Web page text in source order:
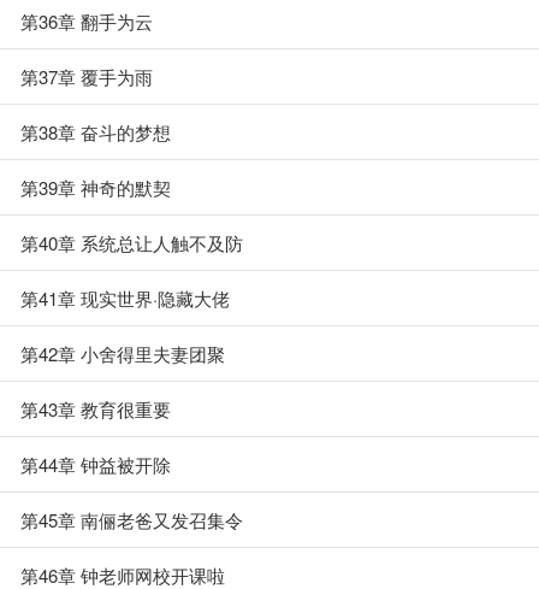
第36章 翻手为云
第37章 覆手为雨
第38章 奋斗的梦想
第39章 神奇的默契
第40章 系统总让人触不及防
第41章 现实世界·隐藏大佬
第42章 小舍得里夫妻团聚
第43章 教育很重要
第44章 钟益被开除
第45章 南俪老爸又发召集令
第46章 钟老师网校开课啦